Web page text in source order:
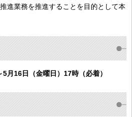
進業務を推進することを目的として本
月16日（金曜日）17時（必着）